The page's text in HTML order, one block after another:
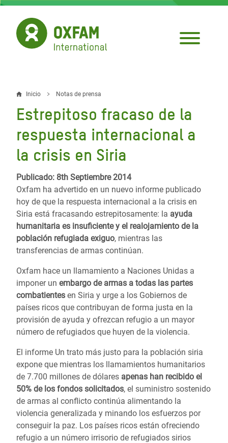
Pasar
contenido
principal
Sobrescribir
enlaces
de
ayuda
a
la
navegación
Inicio Notas de prensa
Estrepitoso fracaso de la
respuesta internacional a
la crisis en Siria
Publicado: 8th Septiembre 2014
Oxfam ha advertido en un nuevo informe publicado
hoy de que la respuesta internacional a la crisis en
Siria está fracasando estrepitosamente: la ayuda
humanitaria es insuficiente y el realojamiento de la
población refugiada exiguo, mientras las
transferencias de armas continúan.
Oxfam hace un llamamiento a Naciones Unidas a
imponer un embargo de armas a todas las partes
combatientes en Siria y urge a los Gobiernos de
países ricos que contribuyan de forma justa en la
provisión de ayuda y ofrezcan refugio a un mayor
número de refugiados que huyen de la violencia.
El informe Un trato más justo para la población siria
expone que mientras los llamamientos humanitarios
de 7.700 millones de dólares apenas han recibido el
50% de los fondos solicitados, el suministro sostenido
de armas al conflicto continúa alimentando la
violencia generalizada y minando los esfuerzos por
conseguir la paz. Los países ricos están ofreciendo
refugio a un número irrisorio de refugiados sirios